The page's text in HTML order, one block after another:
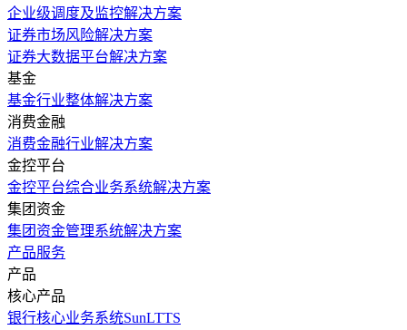
企业级调度及监控解决方案
证券市场风险解决方案
证券大数据平台解决方案
基金
基金行业整体解决方案
消费金融
消费金融行业解决方案
金控平台
金控平台综合业务系统解决方案
集团资金
集团资金管理系统解决方案
产品服务
产品
核心产品
银行核心业务系统SunLTTS